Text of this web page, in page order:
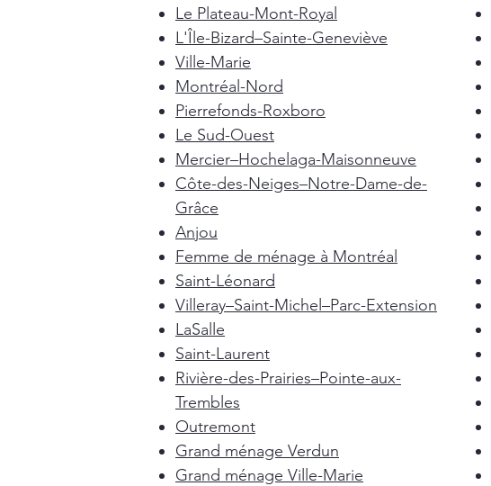
Le Plateau-Mont-Royal
L'Île-Bizard–Sainte-Geneviève
Ville-Marie
Montréal-Nord
Pierrefonds-Roxboro
Le Sud-Ouest
Mercier–Hochelaga-Maisonneuve
Côte-des-Neiges–Notre-Dame-de-
Grâce
Anjou
Femme de ménage à Montréal
Saint-Léonard
Villeray–Saint-Michel–Parc-Extension
LaSalle
Saint-Laurent
Rivière-des-Prairies–Pointe-aux-
Trembles
Outremont
Grand ménage Verdun
Grand ménage Ville-Marie